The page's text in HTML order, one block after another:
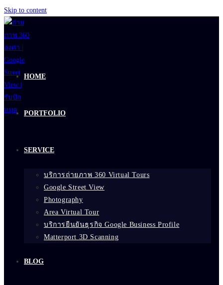
Skip to content
HOME
PORTFOLIO
SERVICE
บริการถ่ายภาพ 360 Virtual Tours
Google Street View
Photography
Area Virtual Tour
บริการยืนยันธุรกิจ Google Business Profile
Matterport 3D Scanning
BLOG